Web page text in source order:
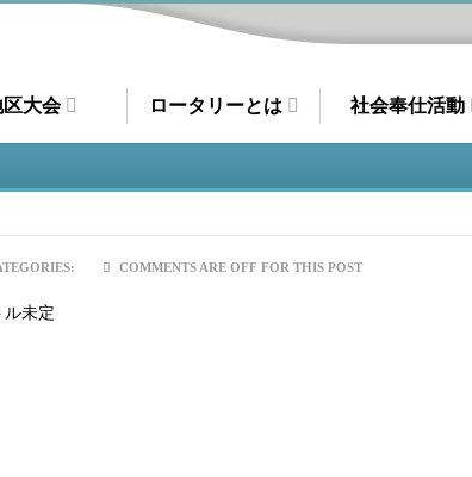
区大会 ロータリーとは 社会奉仕活動
COMMENTS ARE OFF FOR THIS POST
未定